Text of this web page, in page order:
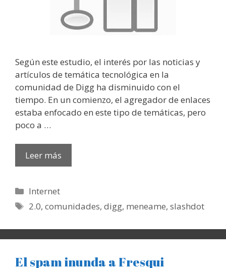
Según este estudio, el interés por las noticias y
artículos de temática tecnológica en la
comunidad de Digg ha disminuido con el
tiempo. En un comienzo, el agregador de enlaces
estaba enfocado en este tipo de temáticas, pero
poco a …
Leer más
Categorías
Internet
Etiquetas
2.0,comunidades,digg, meneame,slashdot
El spam inunda a Fresqui